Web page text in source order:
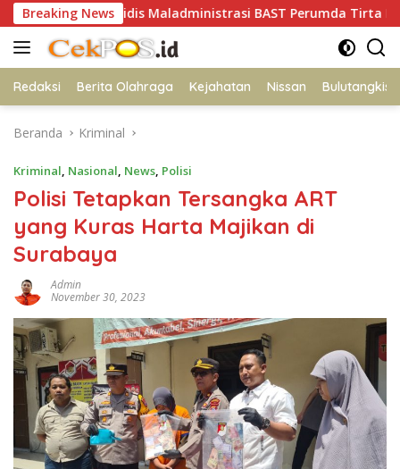
Langsung
ke
konten
Breaking News
Maladministrasi BAST Perumda Tirta Bhagasasi dan
Redaksi Berita Olahraga Kejahatan Nissan Bulutangkis
Beranda Kriminal
Kriminal, Nasional, News, Polisi
Polisi Tetapkan Tersangka ART
yang Kuras Harta Majikan di
Surabaya
Admin
November 30, 2023